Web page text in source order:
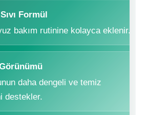
Formül
bakım rutinine kolayca eklenir.
daha dengeli ve temiz
destekler.